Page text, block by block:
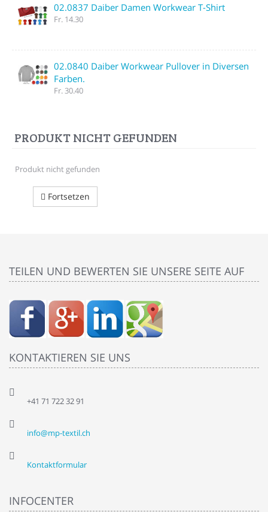
02.0837 Daiber Damen Workwear T-Shirt
Fr. 14.30
02.0840 Daiber Workwear Pullover in Diversen
Farben.
Fr. 30.40
PRODUKT NICHT GEFUNDEN
Produkt nicht gefunden
Fortsetzen
TEILEN UND BEWERTEN SIE UNSERE SEITE AUF
KONTAKTIEREN SIE UNS
+41 71 722 32 91
info@mp-textil.ch
Kontaktformular
INFOCENTER